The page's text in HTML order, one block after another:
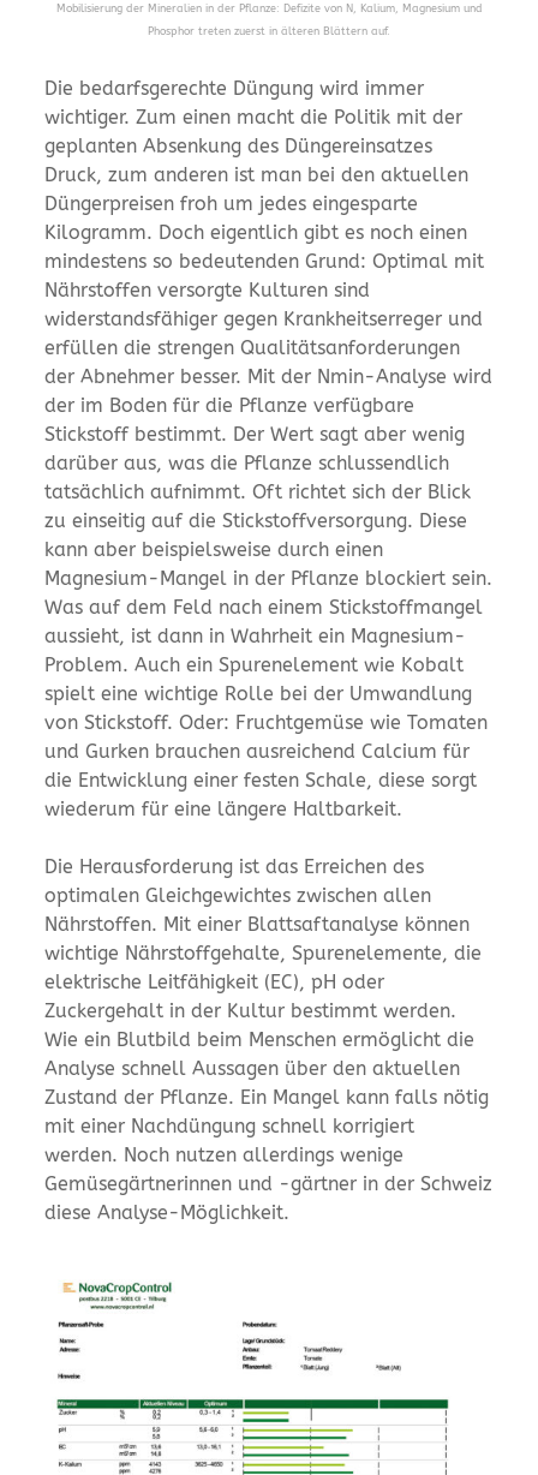
Mobilisierung der Mineralien in der Pflanze: Defizite von N, Kalium, Magnesium und
Phosphor treten zuerst in älteren Blättern auf.
Die bedarfsgerechte Düngung wird immer
wichtiger. Zum einen macht die Politik mit der
geplanten Absenkung des Düngereinsatzes
Druck, zum anderen ist man bei den aktuellen
Düngerpreisen froh um jedes eingesparte
Kilogramm. Doch eigentlich gibt es noch einen
mindestens so bedeutenden Grund: Optimal mit
Nährstoffen versorgte Kulturen sind
widerstandsfähiger gegen Krankheitserreger und
erfüllen die strengen Qualitätsanforderungen
der Abnehmer besser. Mit der Nmin-Analyse wird
der im Boden für die Pflanze verfügbare
Stickstoff bestimmt. Der Wert sagt aber wenig
darüber aus, was die Pflanze schlussendlich
tatsächlich aufnimmt. Oft richtet sich der Blick
zu einseitig auf die Stickstoffversorgung. Diese
kann aber beispielsweise durch einen
Magnesium-Mangel in der Pflanze blockiert sein.
Was auf dem Feld nach einem Stickstoffmangel
aussieht, ist dann in Wahrheit ein Magnesium-
Problem. Auch ein Spurenelement wie Kobalt
spielt eine wichtige Rolle bei der Umwandlung
von Stickstoff. Oder: Fruchtgemüse wie Tomaten
und Gurken brauchen ausreichend Calcium für
die Entwicklung einer festen Schale, diese sorgt
wiederum für eine längere Haltbarkeit.
Die Herausforderung ist das Erreichen des
optimalen Gleichgewichtes zwischen allen
Nährstoffen. Mit einer Blattsaftanalyse können
wichtige Nährstoffgehalte, Spurenelemente, die
elektrische Leitfähigkeit (EC), pH oder
Zuckergehalt in der Kultur bestimmt werden.
Wie ein Blutbild beim Menschen ermöglicht die
Analyse schnell Aussagen über den aktuellen
Zustand der Pflanze. Ein Mangel kann falls nötig
mit einer Nachdüngung schnell korrigiert
werden. Noch nutzen allerdings wenige
Gemüsegärtnerinnen und -gärtner in der Schweiz
diese Analyse-Möglichkeit.